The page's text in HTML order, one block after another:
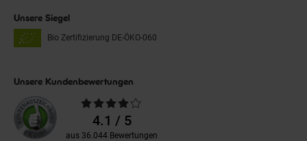
Unsere Siegel
Bio Zertifizierung DE-ÖKO-060
Unsere Kundenbewertungen
Durchschnittliche
Bewertungen4.1 / 5
aus 36.044 Bewertungen